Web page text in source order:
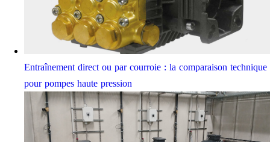
Entraînement direct ou par courroie : la comparaison technique
pour pompes haute pression